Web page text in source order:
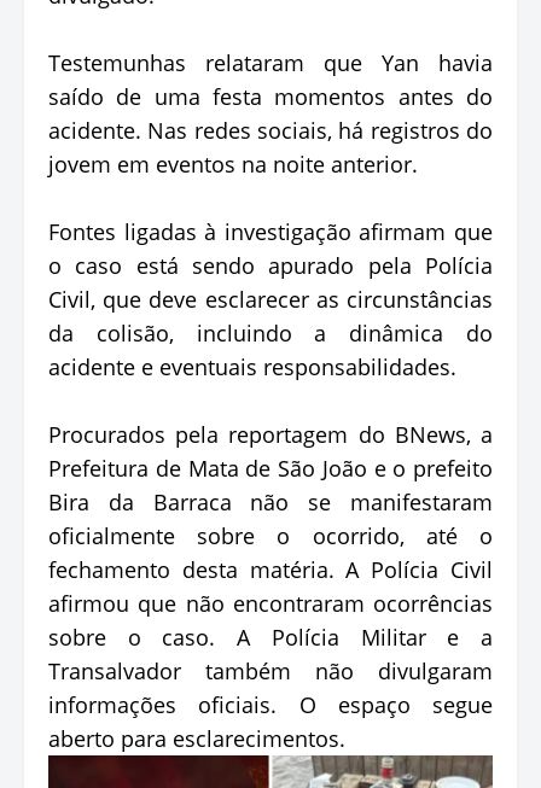
Testemunhas relataram que Yan havia
saído de uma festa momentos antes do
acidente. Nas redes sociais, há registros do
jovem em eventos na noite anterior.
Fontes ligadas à investigação afirmam que
o caso está sendo apurado pela Polícia
Civil, que deve esclarecer as circunstâncias
da colisão, incluindo a dinâmica do
acidente e eventuais responsabilidades.
Procurados pela reportagem do BNews, a
Prefeitura de Mata de São João e o prefeito
Bira da Barraca não se manifestaram
oficialmente sobre o ocorrido, até o
fechamento desta matéria. A Polícia Civil
afirmou que não encontraram ocorrências
sobre o caso. A Polícia Militar e a
Transalvador também não divulgaram
informações oficiais. O espaço segue
aberto para esclarecimentos.